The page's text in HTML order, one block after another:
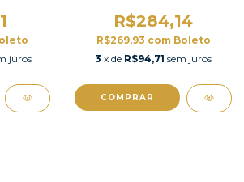
juros
R$284,14
R$269,93 com Boleto
3 x de R$94,71 sem juros
COMPRAR